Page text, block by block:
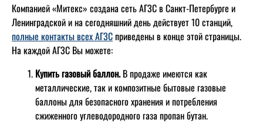
Компанией «Митекс» создана сеть АГЗС в Санкт-Петербурге и
Ленинградской и на сегодняшний день действует 10 станций,
полные контакты всех АГЗСприведены в конце этой страницы.
На каждой АГЗС Вы можете:
Купить газовый баллон.В продаже имеются как
металлические, так и композитные бытовые газовые
баллоны для безопасного хранения и потребления
сжиженного углеводородного газа пропан бутан.